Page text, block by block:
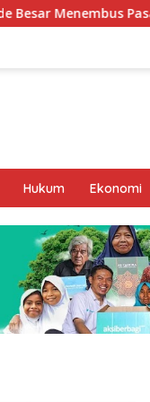
Global, Habib
Hukum Ekonomi